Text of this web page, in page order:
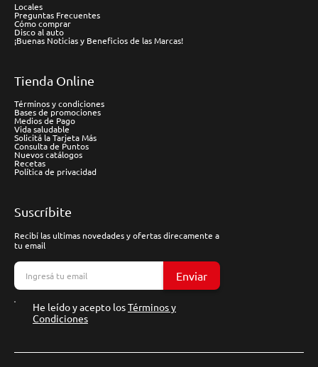
Locales
Preguntas Frecuentes
Cómo comprar
Disco al auto
¡Buenas Noticias y Beneficios de las Marcas!
Tienda Online
Términos y condiciones
Bases de promociones
Medios de Pago
Vida saludable
Solicitá la Tarjeta Más
Consulta de Puntos
Nuevos catálogos
Recetas
Política de privacidad
Suscríbite
Recibí las ultimas novedades y ofertas direcamente a
tu email
Enviar
He leído y acepto losTérminos y
Condiciones